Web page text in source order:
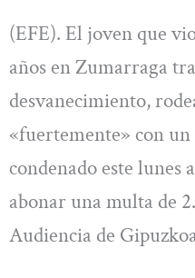
(EFE). El joven que
años en Zumarraga
desvanecimiento,
«fuertemente» con un
condenado este lunes
abonar una multa de
Audiencia de